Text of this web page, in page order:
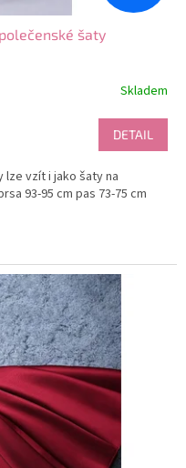
šaty
Skladem
DETAIL
vzít i jako šaty na
93-95 cm pas 73-75 cm